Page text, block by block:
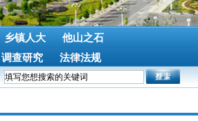
乡镇人大
他山之石
调查研究 法律法规